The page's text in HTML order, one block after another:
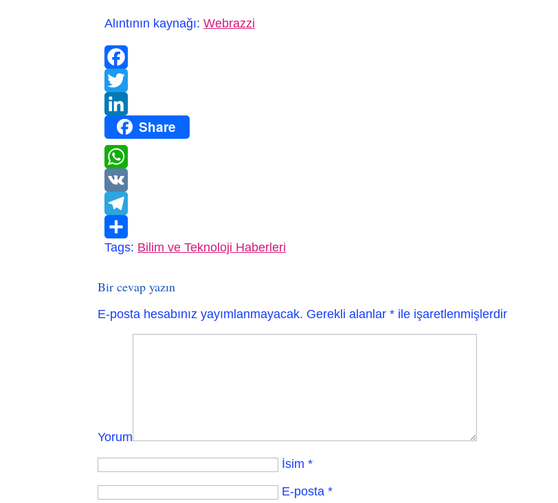
Alıntının kaynağı: Webrazzi
Facebook
Twitter
LinkedInShare
WhatsApp
VK
Telegram
Paylaş
Tags: Bilim ve Teknoloji Haberleri
Bir cevap yazın
E-posta hesabınız yayımlanmayacak. Gerekli alanlar * ile işaretlenmişlerdir
Yorum
İsim *
E-posta *